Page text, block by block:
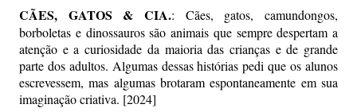
CÃES, GATOS & CIA.: Cães, gatos, camundongos,
borboletas e dinossauros são animais que sempre despertam a
atenção e a curiosidade da maioria das crianças e de grande
parte dos adultos. Algumas dessas histórias pedi que os alunos
escrevessem, mas algumas brotaram espontaneamente em sua
imaginação criativa. [2024]